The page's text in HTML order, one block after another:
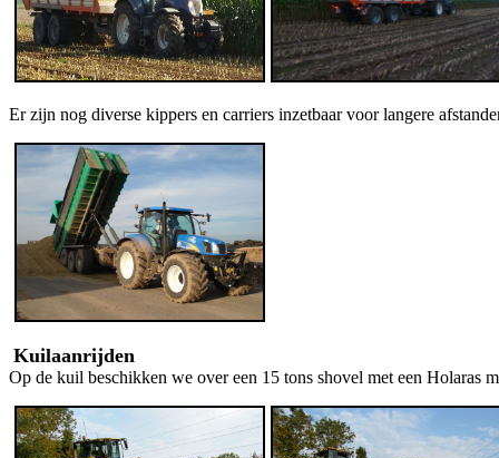
Er zijn nog diverse kippers en carriers inzetbaar voor langere
Kuilaanrijden
Op de kuil beschikken we over een 15 tons shovel met een Holaras